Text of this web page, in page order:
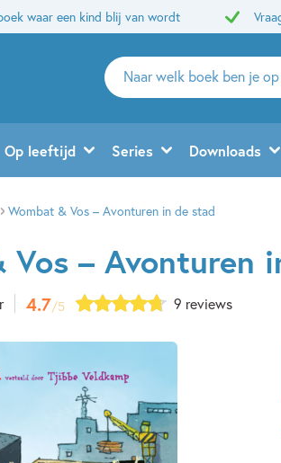
waar een kind blij van wordt
Zoeken
naar
en
uitgevers
Op leeftijd Series Downloads
Wombat & Vos – Avonturen in de stad
Vos – Avonturen
4.7/5 9 reviews